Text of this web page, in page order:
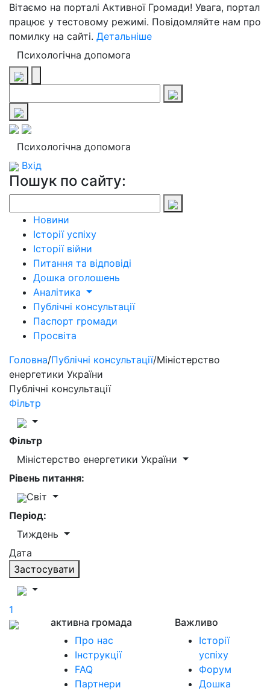
Вітаємо на порталі Активної Громади! Увага, портал
працює у тестовому режимі. Повідомляйте нам про
помилку на сайті. Детальніше
Психологічна допомога
Психологічна допомога
Вхід
Пошук по сайту:
Новини
Історії успіху
Історії війни
Питання та відповіді
Дошка оголошень
Аналітика
Публічні консультації
Паспорт громади
Просвіта
Головна/Публічні консультації/Міністерство
енергетики України
Публічні консультації
Фільтр
Фільтр
Міністерство енергетики України
Рівень питання:
Світ
Період:
Тиждень
Дата
Застосувати
1
активна громада
Про нас
Інструкції
FAQ
Партнери
Важливо
Історії
успіху
Форум
Дошка